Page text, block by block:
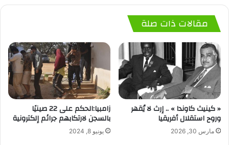
مقالات ذات صلة
« كينيث كاوندا » .. إرث لا يُقهر
وروح استقلال أفريقيا
مارس 30, 2026
زامبيا:الحكم على 22 صينيًا
بالسجن لارتكابهم جرائم إلكترونية
يونيو 8, 2024